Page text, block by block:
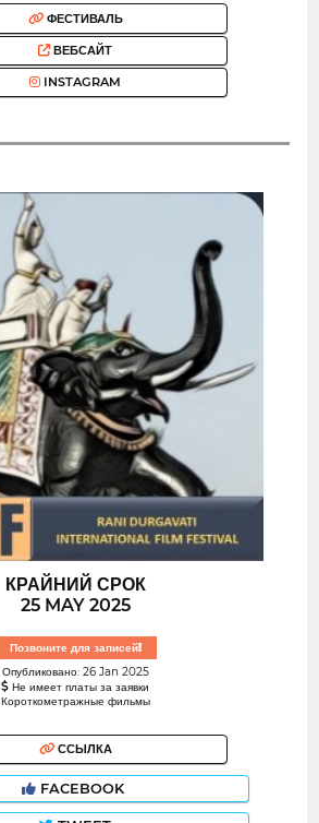
ФЕСТИВАЛЬ
ВЕБСАЙТ
INSTAGRAM
КРАЙНИЙ СРОК
25 MAY 2025
Позвоните для записей!
Опубликовано: 26 Jan 2025
Не имеет платы за заявки
Короткометражные фильмы
ССЫЛКА
FACEBOOK